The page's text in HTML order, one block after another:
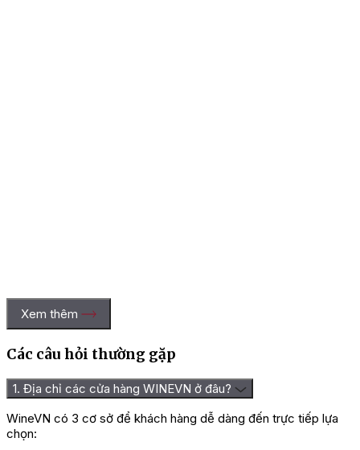
Rượu Vang Brio De
Giá rượu Vang Brio De Cantenac
Xem thêm
Các câu hỏi thường gặp
1. Địa chỉ các cửa hàng WINEVN ở đâu?
WineVN có 3 cơ sở để khách hàng dễ dàng đến trực tiếp lựa
chọn: